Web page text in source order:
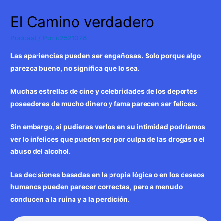
El Camino verdadero
Podcast / Por c2521078
Las apariencias pueden ser engañosas. Solo porque algo
parezca bueno, no significa que lo sea.
Muchas estrellas de cine y celebridades de los deportes
poseedores de mucho dinero y fama parecen ser felices.
Sin embargo, si pudieras verlos en su intimidad podríamos
ver lo infelices que pueden ser por culpa de las drogas o el
abuso del alcohol.
Las decisiones basadas en la propia lógica o en los deseos
humanos pueden parecer correctas, pero a menudo
conducen a la ruina y a la perdición.